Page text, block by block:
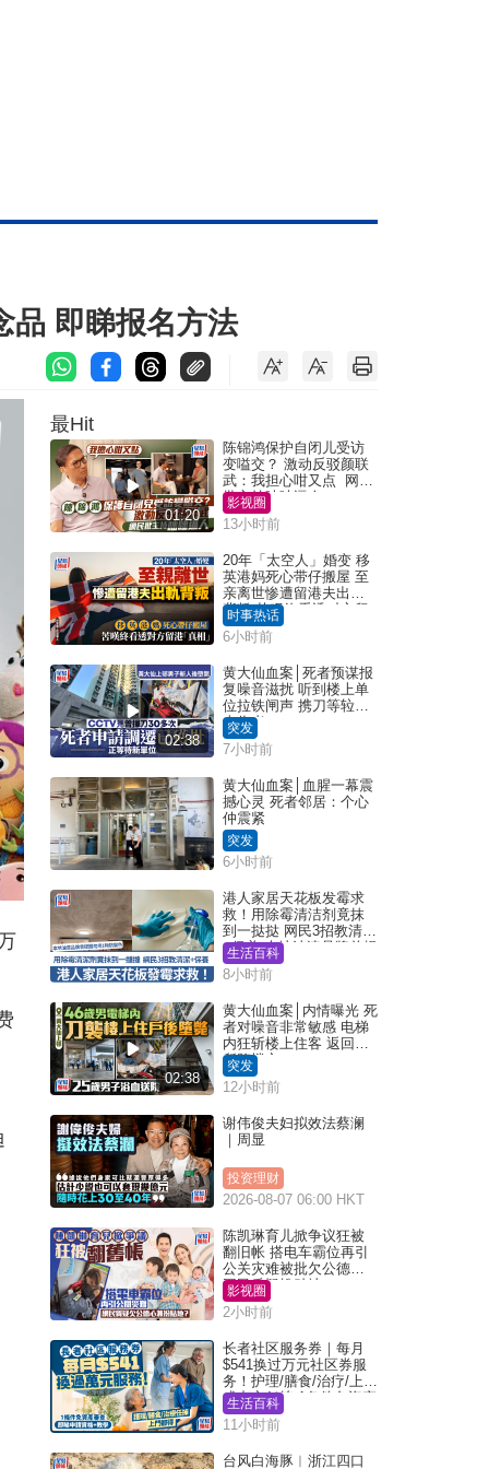
品 即睇报名方法
最Hit
01:20
陈锦鸿保护自闭儿受访
变嗌交？ 激动反驳颜联
武：我担心咁又点 网民
批主持咄咄逼人
影视圈
13小时前
20年「太空人」婚变 移
英港妈死心带仔搬屋 至
亲离世惨遭留港夫出轨
背叛 苦叹终看透对方留
港「真相」｜Juicy叮
时事热话
6小时前
02:38
黄大仙血案│死者预谋报
复噪音滋扰 听到楼上单
位拉铁闸声 携刀等䢂伏
击伤者
突发
7小时前
黄大仙血案│血腥一幕震
撼心灵 死者邻居：个心
仲震紧
突发
6小时前
港人家居天花板发霉求
救！用除霉清洁剂竟抹
到一挞挞 网民3招教清洁
+保养 本地油漆品牌曾提
醒勿用1物防变色
生活百科
8小时前
02:38
黄大仙血案│内情曝光 死
者对噪音非常敏感 电梯
内狂斩楼上住客 返回住
所堕楼亡
突发
12小时前
谢伟俊夫妇拟效法蔡澜
｜周显
投资理财
2026-08-07 06:00 HKT
陈凯琳育儿掀争议狂被
翻旧帐 搭电车霸位再引
公关灾难被批欠公德心
网民质疑扮贴地？
影视圈
2小时前
长者社区服务券｜每月
$541换过万元社区券服
务！护理/膳食/治疗/上门
或中心任拣 1条件免资产
审查（附申请资格及教
学）
生活百科
11小时前
台风白海豚︱浙江四口